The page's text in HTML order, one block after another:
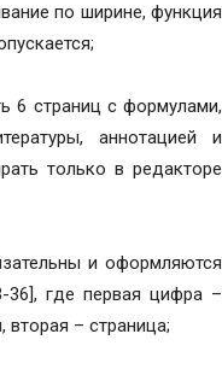
по ширине, функция
6 страниц с формулами,
аннотацией и
только в редакторе
и оформляются
где первая цифра –
вторая – страница;